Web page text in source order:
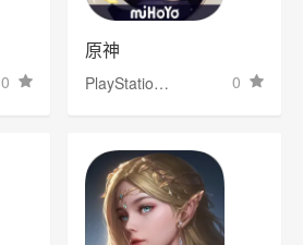
0
原神
PlayStation Game 0